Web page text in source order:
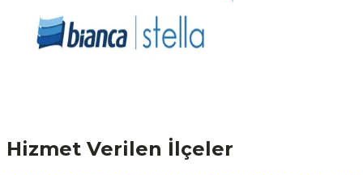
Hizmet Verilen İlçeler